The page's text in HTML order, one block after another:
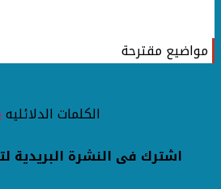
مواضيع مقترحة
الكلمات الدلائليه
اشترك فى النشرة البريدية